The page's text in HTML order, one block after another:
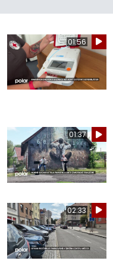
01:56
01:37
02:33